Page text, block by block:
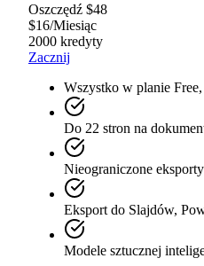
Oszczędź $48
$16/Miesiąc
2000 kredyty
Zacznij
Wszystko w planie
Do 22 stron na
Nieograniczone eksporty
Eksport do Slajdów,
Modele sztucznej